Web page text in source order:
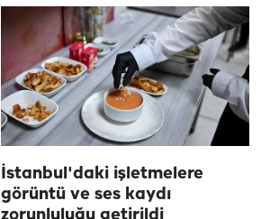
İstanbul'daki işletmelere
görüntü ve ses kaydı
zorunluluğu getirildi